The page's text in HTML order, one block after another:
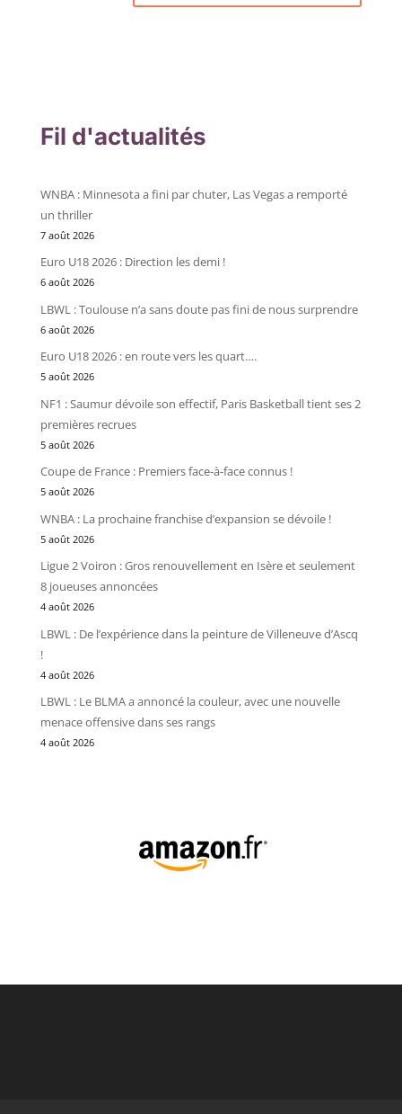
Fil d'actualités
WNBA : Minnesota a fini par chuter, Las Vegas a remporté
un thriller
7 août 2026
Euro U18 2026 : Direction les demi !
6 août 2026
LBWL : Toulouse n’a sans doute pas fini de nous surprendre
6 août 2026
Euro U18 2026 : en route vers les quart….
5 août 2026
NF1 : Saumur dévoile son effectif, Paris Basketball tient ses 2
premières recrues
5 août 2026
Coupe de France : Premiers face-à-face connus !
5 août 2026
WNBA : La prochaine franchise d’expansion se dévoile !
5 août 2026
Ligue 2 Voiron : Gros renouvellement en Isère et seulement
8 joueuses annoncées
4 août 2026
LBWL : De l’expérience dans la peinture de Villeneuve d’Ascq
!
4 août 2026
LBWL : Le BLMA a annoncé la couleur, avec une nouvelle
menace offensive dans ses rangs
4 août 2026